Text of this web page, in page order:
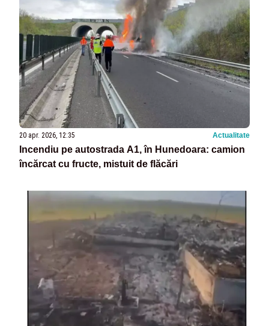
20 apr. 2026, 12:35 Actualitate
Incendiu pe autostrada A1, în Hunedoara: camion
încărcat cu fructe, mistuit de flăcări